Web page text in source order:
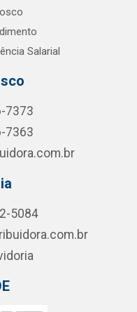
Salarial
7373
7363
5084